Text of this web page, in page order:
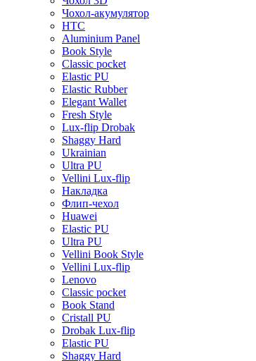
Чохол-акумулятор
HTC
Aluminium Panel
Book Style
Classic pocket
Elastic PU
Elastic Rubber
Elegant Wallet
Fresh Style
Lux-flip Drobak
Shaggy Hard
Ukrainian
Ultra PU
Vellini Lux-flip
Накладка
Флип-чехол
Huawei
Elastic PU
Ultra PU
Vellini Book Style
Vellini Lux-flip
Lenovo
Classic pocket
Book Stand
Cristall PU
Drobak Lux-flip
Elastic PU
Shaggy Hard